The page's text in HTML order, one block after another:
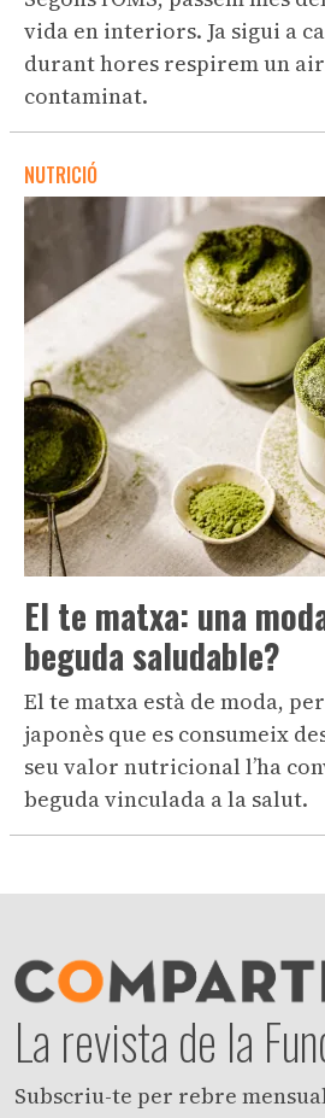
vida en interiors. Ja sigui a
durant hores respirem un
contaminat.
NUTRICIÓ
El te matxa: una
beguda saludable?
El te matxa està de moda,
japonès que es consumeix
seu valor nutricional l’ha
beguda vinculada a la salut.
La revista de la
Subscriu-te per rebre